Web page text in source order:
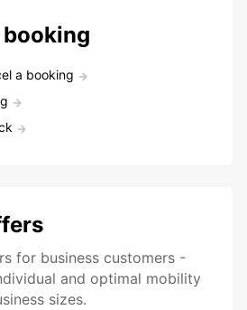
a booking
for business customers -
and optimal mobility
sizes.